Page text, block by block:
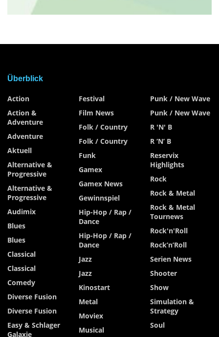
Überblick
Action
Action &
Adventure
Adventure
Aktuell
Alternative &
Progressive
Alternative &
Progressive
Audimix
Blues
Blues
Classical
Classical
Comedy
Diverse Fusion
Diverse Fusion
Easy & Schlager
Galaxie
Festival
Film News
Folk / Country
Folk / Country
Funk
Gamex
Gamex News
Gewinnspiel
Hip-Hop / Rap /
Dance
Hip-Hop / Rap /
Dance
Jazz
Jazz
Kinostart
Metal
Moviex
Musical
Punk / New Wave
Punk / New Wave
R 'n' B
R ‘n’ B
Reservix
Highlights
Rock
Rock & Metal
Rock & Metal
Tournews
Rock'n'Roll
Rock’n’Roll
Serien News
Shooter
Show
Simulation &
Strategy
Soul